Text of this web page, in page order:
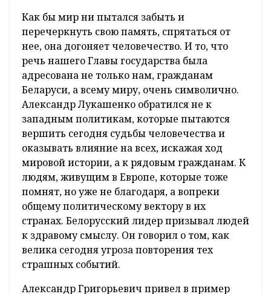
Как бы мир ни пытался забыть и
перечеркнуть свою память, спрятаться от
нее, она догоняет человечество. И то, что
речь нашего Главы государства была
адресована не только нам, гражданам
Беларуси, а всему миру, очень символично.
Александр Лукашенко обратился не к
западным политикам, которые пытаются
вершить сегодня судьбы человечества и
оказывать влияние на всех, искажая ход
мировой истории, а к рядовым гражданам. К
людям, живущим в Европе, которые тоже
помнят, но уже не благодаря, а вопреки
общему политическому вектору в их
странах. Белорусский лидер призывал людей
к здравому смыслу. Он говорил о том, как
велика сегодня угроза повторения тех
страшных событий.
Александр Григорьевич привел в пример